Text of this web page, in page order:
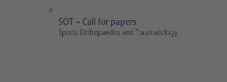
SOT – Call for papers
Sports Orthopaedics and Traumatology